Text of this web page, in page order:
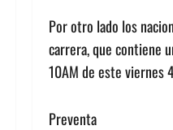
Por otro lado los
carrera, que contiene
10AM de este viernes
Preventa